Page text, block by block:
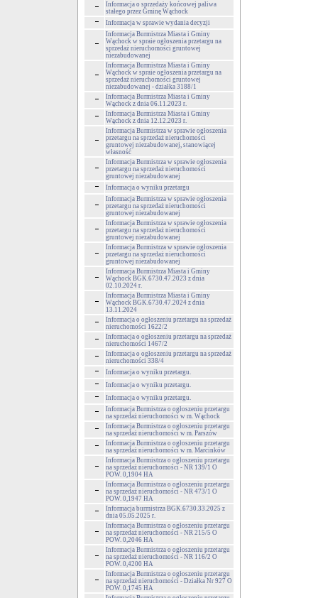
Informacja o sprzedaży końcowej paliwa
stałego przez Gminę Wąchock
Informacja w sprawie wydania decyzji
Informacja Burmistrza Miasta i Gminy
Wąchock w spraie ogłoszenia przetargu na
sprzedaż nieruchomości gruntowej
niezabudowanej
Informacja Burmistrza Miasta i Gminy
Wąchock w spraie ogłoszenia przetargu na
sprzedaż nieruchomości gruntowej
niezabudowanej - działka 3188/1
Informacja Burmistrza Miasta i Gminy
Wąchock z dnia 06.11.2023 r.
Informacja Burmistrza Miasta i Gminy
Wąchock z dnia 12.12.2023 r.
Informacja Burmistrza w sprawie ogłoszenia
przetargu na sprzedaż nieruchomości
gruntowej niezabudowanej, stanowiącej
własność
Informacja Burmistrza w sprawie ogłoszenia
przetargu na sprzedaż nieruchomości
gruntowej niezabudowanej
Informacja o wyniku przetargu
Informacja Burmistrza w sprawie ogłoszenia
przetargu na sprzedaż nieruchomości
gruntowej niezabudowanej
Informacja Burmistrza w sprawie ogłoszenia
przetargu na sprzedaż nieruchomości
gruntowej niezabudowanej
Informacja Burmistrza w sprawie ogłoszenia
przetargu na sprzedaż nieruchomości
gruntowej niezabudowanej
Informacja Burmistrza Miasta i Gminy
Wąchock BGK.6730.47.2023 z dnia
02.10.2024 r.
Informacja Burmistrza Miasta i Gminy
Wąchock BGK.6730.47.2024 z dnia
13.11.2024
Informacja o ogłoszeniu przetargu na sprzedaż
nieruchomości 1622/2
Informacja o ogłoszeniu przetargu na sprzedaż
nieruchomości 1467/2
Informacja o ogłoszeniu przetargu na sprzedaż
nieruchomości 338/4
Informacja o wyniku przetargu.
Informacja o wyniku przetargu.
Informacja o wyniku przetargu.
Informacja Burmistrza o ogłoszeniu przetargu
na sprzedaż nieruchomości w m. Wąchock
Informacja Burmistrza o ogłoszeniu przetargu
na sprzedaż nieruchomości w m. Parszów
Informacja Burmistrza o ogłoszeniu przetargu
na sprzedaż nieruchomości w m. Marcinków
Informacja Burmistrza o ogłoszeniu przetargu
na sprzedaż nieruchomości - NR 139/1 O
POW. 0,1904 HA
Informacja Burmistrza o ogłoszeniu przetargu
na sprzedaż nieruchomości - NR 473/1 O
POW. 0,1947 HA
Informacja burmistrza BGK.6730.33.2025 z
dnia 05.05.2025 r.
Informacja Burmistrza o ogłoszeniu przetargu
na sprzedaż nieruchomości - NR 215/5 O
POW. 0,2046 HA
Informacja Burmistrza o ogłoszeniu przetargu
na sprzedaż nieruchomości - NR 116/2 O
POW. 0,4200 HA
Informacja Burmistrza o ogłoszeniu przetargu
na sprzedaż nieruchomości - Działka Nr 927 O
POW. 0,1745 HA